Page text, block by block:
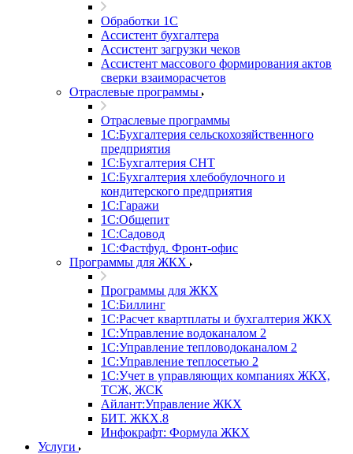
Обработки 1С
Ассистент бухгалтера
Ассистент загрузки чеков
Ассистент массового формирования актов
сверки взаиморасчетов
Отраслевые программы
Отраслевые программы
1С:Бухгалтерия сельскохозяйственного
предприятия
1С:Бухгалтерия СНТ
1С:Бухгалтерия хлебобулочного и
кондитерского предприятия
1С:Гаражи
1С:Общепит
1С:Садовод
1С:Фастфуд. Фронт-офис
Программы для ЖКХ
Программы для ЖКХ
1С:Биллинг
1С:Расчет квартплаты и бухгалтерия ЖКХ
1С:Управление водоканалом 2
1С:Управление тепловодоканалом 2
1С:Управление теплосетью 2
1С:Учет в управляющих компаниях ЖКХ,
ТСЖ, ЖСК
Айлант:Управление ЖКХ
БИТ. ЖКХ.8
Инфокрафт: Формула ЖКХ
Услуги